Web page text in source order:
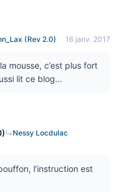
(Rev 2.0) 16 janv. 2017
mousse, c’est plus fort
lit ce blog…
Nessy Locdulac
l’instruction est